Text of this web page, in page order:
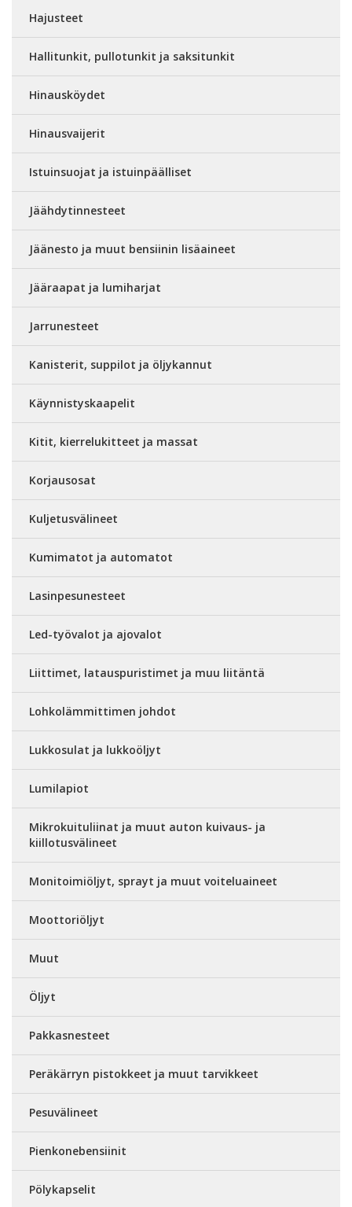
Hajusteet
Hallitunkit, pullotunkit ja saksitunkit
Hinausköydet
Hinausvaijerit
Istuinsuojat ja istuinpäälliset
Jäähdytinnesteet
Jäänesto ja muut bensiinin lisäaineet
Jääraapat ja lumiharjat
Jarrunesteet
Kanisterit, suppilot ja öljykannut
Käynnistyskaapelit
Kitit, kierrelukitteet ja massat
Korjausosat
Kuljetusvälineet
Kumimatot ja automatot
Lasinpesunesteet
Led-työvalot ja ajovalot
Liittimet, latauspuristimet ja muu liitäntä
Lohkolämmittimen johdot
Lukkosulat ja lukkoöljyt
Lumilapiot
Mikrokuituliinat ja muut auton kuivaus- ja
kiillotusvälineet
Monitoimiöljyt, sprayt ja muut voiteluaineet
Moottoriöljyt
Muut
Öljyt
Pakkasnesteet
Peräkärryn pistokkeet ja muut tarvikkeet
Pesuvälineet
Pienkonebensiinit
Pölykapselit